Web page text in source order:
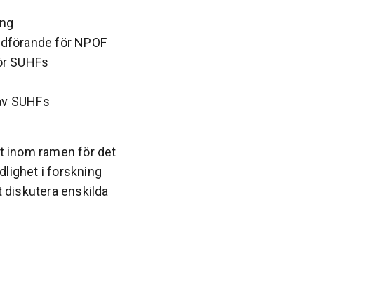
för NPOF
SUHFs
SUHFs
inom ramen för det
i forskning
enskilda